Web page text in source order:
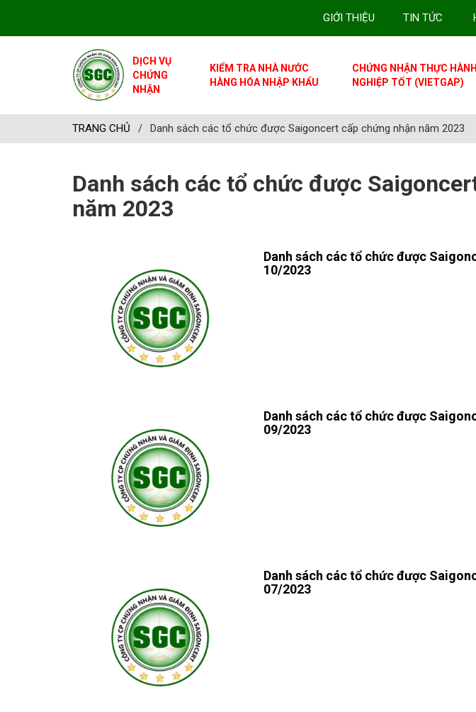
GIỚI THIỆU TIN TỨC
DỊCH VỤ
CHỨNG
NHẬN
KIỂM TRA NHÀ NƯỚC
HÀNG HÓA NHẬP KHẨU
CHỨNG NHẬN THỰC
NGHIỆP TỐT (VIETGAP)
TRANG CHỦ / Danh sách các tổ chức được Saigoncert cấp chứng nhận năm 2023
Danh sách các tổ chức được
năm 2023
Danh sách các tổ chức được
10/2023
Danh sách các tổ chức được
09/2023
Danh sách các tổ chức được
07/2023